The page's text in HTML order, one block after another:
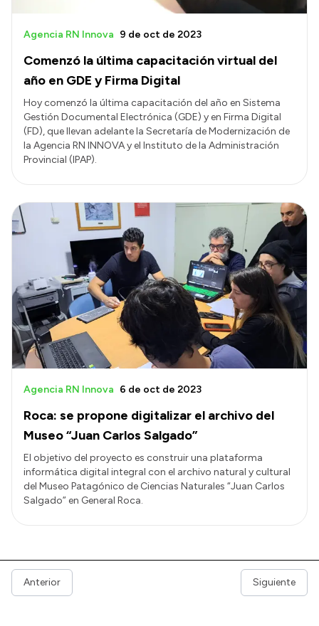
Comenzó la última capacitación virtual del
año en GDE y Firma Digital
Agencia RN Innova 9 de oct de 2023
Hoy comenzó la última capacitación del año en Sistema
Gestión Documental Electrónica (GDE) y en Firma Digital
(FD), que llevan adelante la Secretaría de Modernización de
la Agencia RN INNOVA y el Instituto de la Administración
Provincial (IPAP).
Roca: se propone digitalizar el archivo del
Museo “Juan Carlos Salgado”
Agencia RN Innova 6 de oct de 2023
El objetivo del proyecto es construir una plataforma
informática digital integral con el archivo natural y cultural
del Museo Patagónico de Ciencias Naturales “Juan Carlos
Salgado” en General Roca.
Anterior Siguiente